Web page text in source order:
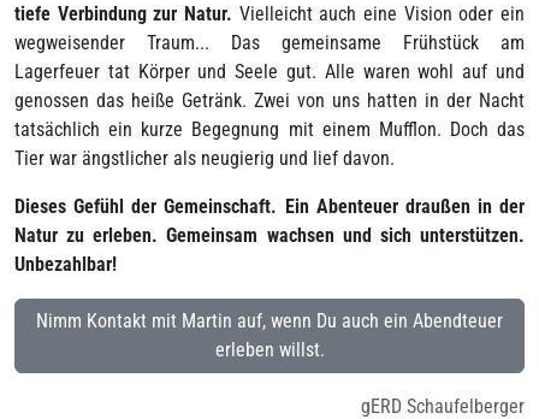
tiefe Verbindung zur Natur. Vielleicht auch eine Vision oder ein
wegweisender Traum... Das gemeinsame Frühstück am
Lagerfeuer tat Körper und Seele gut. Alle waren wohl auf und
genossen das heiße Getränk. Zwei von uns hatten in der Nacht
tatsächlich ein kurze Begegnung mit einem Mufflon. Doch das
Tier war ängstlicher als neugierig und lief davon.
Dieses Gefühl der Gemeinschaft. Ein Abenteuer draußen in der
Natur zu erleben. Gemeinsam wachsen und sich unterstützen.
Unbezahlbar!
Nimm Kontakt mit Martin auf, wenn Du auch ein Abendteuer
erleben willst.
gERD Schaufelberger